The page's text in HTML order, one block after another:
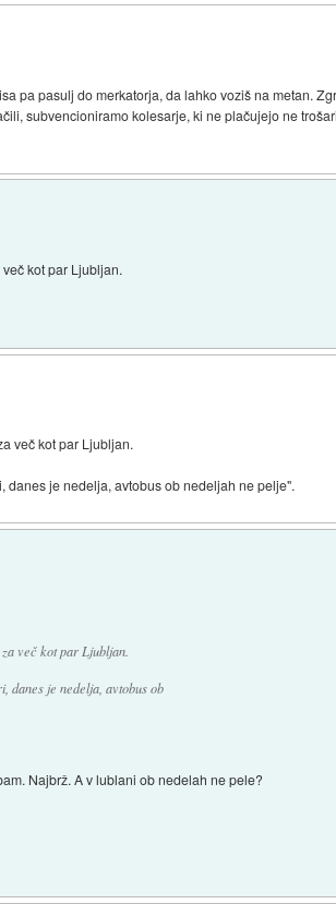
pa pasulj do merkatorja, da lahko voziš na metan.
subvencioniramo kolesarje, ki ne plačujejo ne
kot par Ljubljan.
več kot par Ljubljan.
danes je nedelja, avtobus ob nedeljah ne pelje".
več kot par Ljubljan.
danes je nedelja, avtobus ob
Najbrž. A v lublani ob nedelah ne pele?